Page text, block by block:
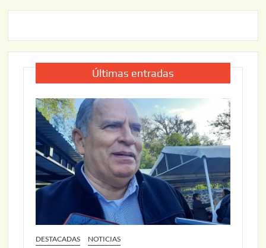
Últimas entradas
DESTACADAS NOTICIAS